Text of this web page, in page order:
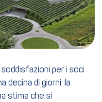
per i soci
decina di giorni: la
stima che si